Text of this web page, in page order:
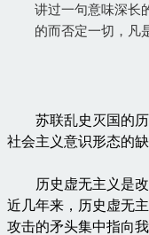
讲过一句意味深长
的而否定一切，凡
苏联乱史灭国的历
社会主义意识形态的
历史虚无主义是改
近几年来，历史虚无
攻击的矛头集中指向